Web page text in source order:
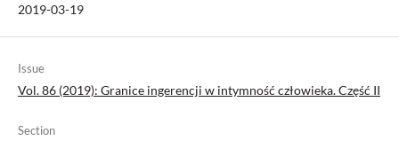
2019-03-19
Issue
Vol. 86 (2019): Granice ingerencji w intymność człowieka. Część II
Section